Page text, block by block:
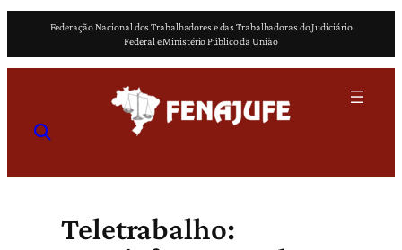
o
Federação Nacional dos Trabalhadores e das Trabalhadoras do Judiciário
Federal e Ministério Público da União
Teletrabalho: